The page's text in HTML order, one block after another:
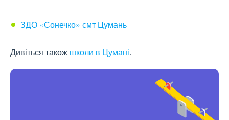
ЗДО «Сонечко» смт Цумань
Дивіться також школи в Цумані.